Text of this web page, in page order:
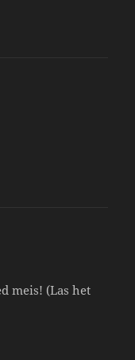
meis! (Las het